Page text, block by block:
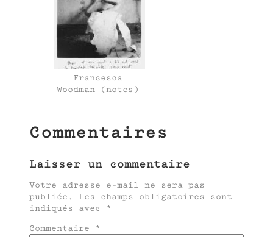
Francesca
Woodman (notes)
Commentaires
Laisser un commentaire
Votre adresse e-mail ne sera pas
publiée.
Les champs obligatoires sont
indiqués avec
*
Commentaire
*